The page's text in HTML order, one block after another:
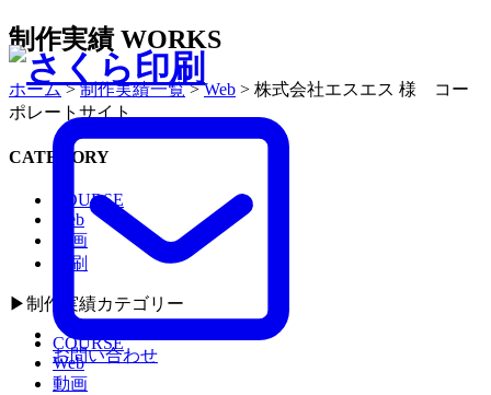
お問い合わせ
制作実績WORKS
ホーム>制作実績一覧>Web > 株式会社エスエス 様 コー
ポレートサイト
CATEGORY
COURSE
Web
動画
印刷
▶︎制作実績カテゴリー
COURSE
Web
動画